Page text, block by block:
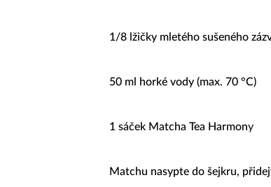
1/8 lžičky mletého sušeného
50 ml horké vody (max. 70 °C)
1 sáček Matcha Tea Harmony
Matchu nasypte do šejkru,